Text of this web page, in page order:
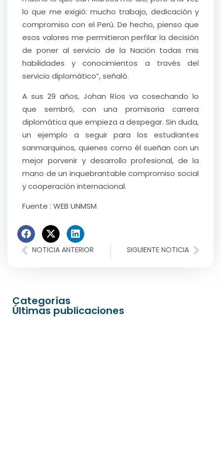
lo que me exigió: mucho trabajo, dedicación y
compromiso con el Perú. De hecho, pienso que
esos valores me permitieron perfilar la decisión
de poner al servicio de la Nación todas mis
habilidades y conocimientos a través del
servicio diplomático”, señaló.
A sus 29 años, Johan Ríos va cosechando lo
que sembró, con una promisoria carrera
diplomática que empieza a despegar. Sin duda,
un ejemplo a seguir para los estudiantes
sanmarquinos, quienes como él sueñan con un
mejor porvenir y desarrollo profesional, de la
mano de un inquebrantable compromiso social
y cooperación internacional.
Fuente : WEB UNMSM
NOTICIA ANTERIOR SIGUIENTE NOTICIA
Categorías
Últimas publicaciones